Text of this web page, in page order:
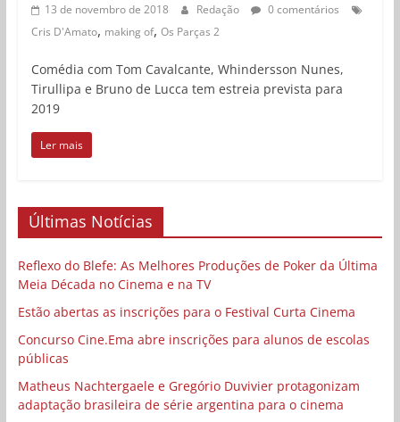
13 de novembro de 2018 Redação
0 comentários
Cris D'Amato, making of, Os Parças 2
Comédia com Tom Cavalcante, Whindersson Nunes,
Tirullipa e Bruno de Lucca tem estreia prevista para
2019
Ler mais
Últimas Notícias
Reflexo do Blefe: As Melhores Produções de Poker da Última
Meia Década no Cinema e na TV
Estão abertas as inscrições para o Festival Curta Cinema
Concurso Cine.Ema abre inscrições para alunos de escolas
públicas
Matheus Nachtergaele e Gregório Duvivier protagonizam
adaptação brasileira de série argentina para o cinema